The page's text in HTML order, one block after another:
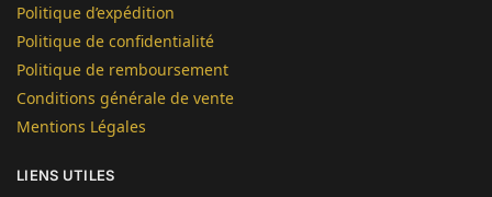
Politique d’expédition
Politique de confidentialité
Politique de remboursement
Conditions générale de vente
Mentions Légales
LIENS UTILES